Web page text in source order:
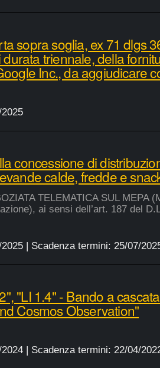
sopra soglia, ex 71 dlgs
triennale, della
Inc., da aggiudicare
concessione di
calde, fredde e
TELEMATICA SUL MEPA
ai sensi dell’art. 187 del
| Scadenza termini: 25/07/
"LI 1.4" - Bando a
Cosmos Observation"
| Scadenza termini: 22/04/